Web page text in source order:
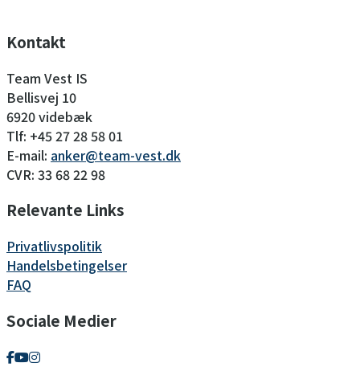
Kontakt
Team Vest IS
Bellisvej 10
6920 videbæk
Tlf: +45 27 28 58 01
E-mail: anker@team-vest.dk
CVR: 33 68 22 98
Relevante Links
Privatlivspolitik
Handelsbetingelser
FAQ
Sociale Medier